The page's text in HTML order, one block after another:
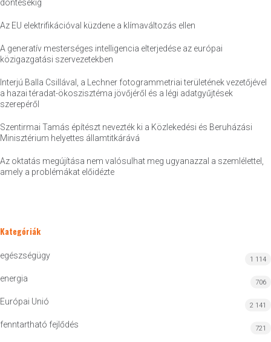
döntésekig
Az EU elektrifikációval küzdene a klímaváltozás ellen
A generatív mesterséges intelligencia elterjedése az európai
közigazgatási szervezetekben
Interjú Balla Csillával, a Lechner fotogrammetriai területének vezetőjével
a hazai téradat-ökoszisztéma jövőjéről és a légi adatgyűjtések
szerepéről
Szentirmai Tamás építészt nevezték ki a Közlekedési és Beruházási
Minisztérium helyettes államtitkárává
Az oktatás megújítása nem valósulhat meg ugyanazzal a szemlélettel,
amely a problémákat előidézte
Kategóriák
egészségügy 1 114
energia 706
Európai Unió 2 141
fenntartható fejlődés 721